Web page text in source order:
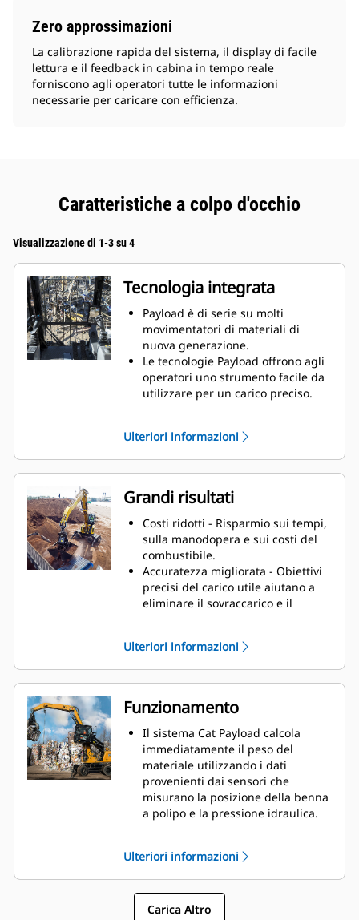
Zero approssimazioni
La calibrazione rapida del sistema, il display di facile
lettura e il feedback in cabina in tempo reale
forniscono agli operatori tutte le informazioni
necessarie per caricare con efficienza.
Caratteristiche a colpo d'occhio
Visualizzazione di 1-3 su 4
Tecnologia integrata
Payload è di serie su molti
movimentatori di materiali di
nuova generazione.
Le tecnologie Payload offrono agli
operatori uno strumento facile da
utilizzare per un carico preciso.
polipo e del dumper monitorando
al contempo i conteggi del carico e
i movimenti del materiale.
Cat Payload funziona con un'ampia
gamma di accessori per
attrezzature, tra cui benne a
polipo, benne mordenti, benne
per demolizione e smistamento.
Ulteriori informazioni
Grandi risultati
Costi ridotti - Risparmio sui tempi,
sulla manodopera e sui costi del
combustibile.
Accuratezza migliorata - Obiettivi
precisi del carico utile aiutano a
eliminare il sovraccarico e il
aumentata - Gli operatori con
esperienza lavorano in modo più
preciso che mai, mentre i nuovi
operatori possono accelerare il
lavoro più rapidamente.
Sicurezza ottimizzata - Prevenite il
sovraccarico del dumper, che
causa carichi più pesanti e meno
stabili, riducendo le prestazioni di
frenata e mettendo il conducente
a un rischio maggiore di
Ulteriori informazioni
Funzionamento
Il sistema Cat Payload calcola
immediatamente il peso del
materiale utilizzando i dati
provenienti dai sensori che
misurano la posizione della benna
a polipo e la pressione idraulica.
(al di sotto della gamma di
pesatura) e i pesi misurati con il
braccio sollevato (attraverso la
gamma di pesatura).
Ulteriori informazioni
Carica Altro